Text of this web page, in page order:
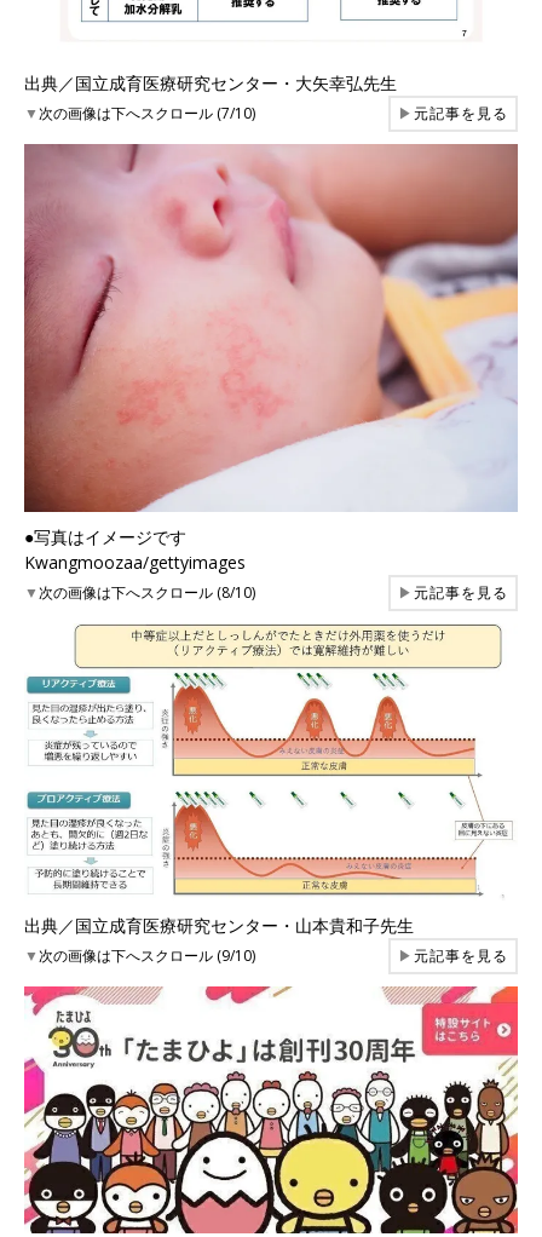
出典／国立成育医療研究センター・大矢幸弘先生
▼次の画像は下へスクロール (7/10) ▶元記事を見る
●写真はイメージです
Kwangmoozaa/gettyimages
▼次の画像は下へスクロール (8/10) ▶元記事を見る
出典／国立成育医療研究センター・山本貴和子先生
▼次の画像は下へスクロール (9/10) ▶元記事を見る